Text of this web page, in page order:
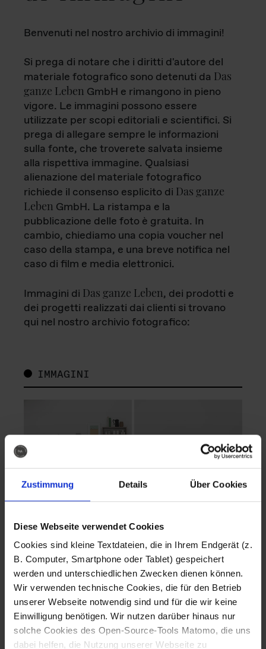
Zustimmung Details Über Cookies
Diese Webseite verwendet Cookies
Cookies sind kleine Textdateien, die in Ihrem Endgerät (z.
B. Computer, Smartphone oder Tablet) gespeichert
werden und unterschiedlichen Zwecken dienen können.
Wir verwenden technische Cookies, die für den Betrieb
unserer Webseite notwendig sind und für die wir keine
Einwilligung benötigen. Wir nutzen darüber hinaus nur
solche Cookies des Open-Source-Tools Matomo, die uns
dabei helfen, die Nutzung unserer Webseite zu
Benvenuti nel nostro archivio di immagini!
Si prega di notare che i diritti d'autore del
materiale fotografico sono detenuti da Das
ganze Leben GmbH e rimangono in pieno
vigore. Le immagini possono essere
utilizzate per scopi editoriali e scientifici. Si
prega di allegare sempre le informazioni
sulla fonte, che troverete salvata insieme
alla rispettiva immagine. Qualsiasi
alienazione del materiale fotografico
richiede il consenso esplicito di Das ganze
Leben GmbH. La ristampa e la
pubblicazione delle foto è gratuita. In
cambio, chiediamo una copia voucher nel
caso della stampa, e una breve notifica nel
caso di film e media elettronici.
Immagini di Das ganze Leben, dei prodotti e
dei progetti realizzati dai clienti si trovano
qui nel nostro archivio fotografico:
IMMAGINI
Fotografo: Lorenz
Sternbach
Download
Fotografo: Lorenz
Sternbach
Download